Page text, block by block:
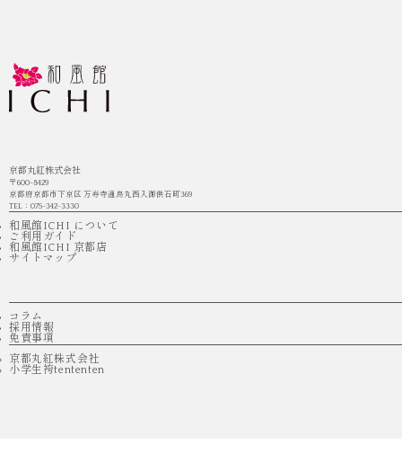
京都丸紅株式会社
〒600-8429
京都府京都市下京区 万寿寺通烏丸西入御供石町369
TEL：075-342-3330
和風館ICHI について
ご利用ガイド
和風館ICHI 京都店
サイトマップ
コラム
採用情報
免責事項
京都丸紅株式会社
小学生袴tententen